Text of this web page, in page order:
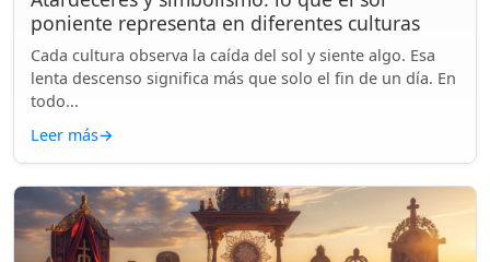
poniente representa en diferentes culturas
Cada cultura observa la caída del sol y siente algo. Esa
lenta descenso significa más que solo el fin de un día. En
todo...
Leer más→